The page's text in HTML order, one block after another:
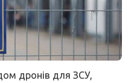
дронів для ЗСУ,